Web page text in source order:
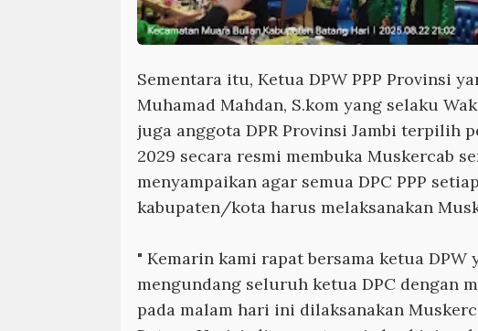
Sementara itu, Ketua DPW PPP Provinsi
Muhamad Mahdan, S.kom yang selaku
juga anggota DPR Provinsi Jambi terpilih
2029 secara resmi membuka Muskercab
menyampaikan agar semua DPC PPP setiap
kabupaten/kota harus melaksanakan
" Kemarin kami rapat bersama ketua DPW
mengundang seluruh ketua DPC dengan
pada malam hari ini dilaksanakan